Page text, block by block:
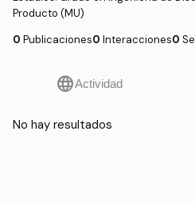
Producto (MU)
0 Publicaciones0 Interacciones0
languageActividad
No hay resultados